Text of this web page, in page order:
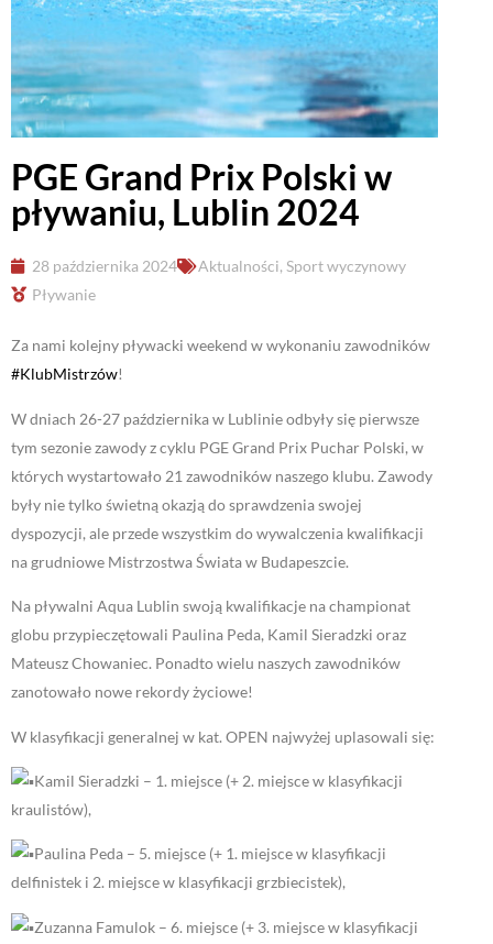
PGE Grand Prix Polski w
pływaniu, Lublin 2024
28 października 2024 Aktualności,Sport wyczynowy
Pływanie
Za nami kolejny pływacki weekend w wykonaniu zawodników
#KlubMistrzów!
W dniach 26-27 października w Lublinie odbyły się pierwsze
tym sezonie zawody z cyklu PGE Grand Prix Puchar Polski, w
których wystartowało 21 zawodników naszego klubu. Zawody
były nie tylko świetną okazją do sprawdzenia swojej
dyspozycji, ale przede wszystkim do wywalczenia kwalifikacji
na grudniowe Mistrzostwa Świata w Budapeszcie.
Na pływalni Aqua Lublin swoją kwalifikacje na championat
globu przypieczętowali Paulina Peda, Kamil Sieradzki oraz
Mateusz Chowaniec. Ponadto wielu naszych zawodników
zanotowało nowe rekordy życiowe!
W klasyfikacji generalnej w kat. OPEN najwyżej uplasowali się:
Kamil Sieradzki – 1. miejsce (+ 2. miejsce w klasyfikacji
kraulistów),
Paulina Peda – 5. miejsce (+ 1. miejsce w klasyfikacji
delfinistek i 2. miejsce w klasyfikacji grzbiecistek),
Zuzanna Famulok – 6. miejsce (+ 3. miejsce w klasyfikacji